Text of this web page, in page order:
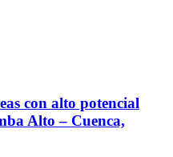
con alto potencial
Alto – Cuenca,